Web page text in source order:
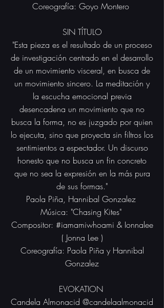
Coreografía: Goyo Montero
SIN TÍTULO
"Esta pieza es el resultado de un proceso
de investigación centrado en el desarrollo
de un movimiento visceral, en busca de
un movimiento sincero. La meditación y
la escucha emocional previa
desencadena un movimiento que no
busca la forma, no es juzgado por quien
lo ejecuta, sino que proyecta sin filtros los
sentimientos a espectador. Un discurso
honesto que no busca un fin concreto
que no sea la expresión en la más pura
de sus formas."
Paola Piña, Hannibal Gonzalez
Música: "Chasing Kites"
Compositor: #iamamiwhoami & Ionnalee
( Jonna Lee )
Coreografía: Paola Piña y Hannibal
Gonzalez
EVOKATION
Candela Almonacid @candelaalmonacid